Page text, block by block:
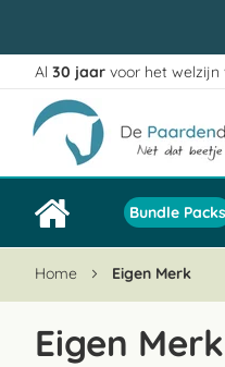
Ga
naar
de
inhoud
Al 30 jaar voor het welzijn
Bundle Packs
Home Eigen Merk
Eigen